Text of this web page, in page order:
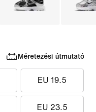
Méretezési útmutató
EU 19.5
EU 23.5